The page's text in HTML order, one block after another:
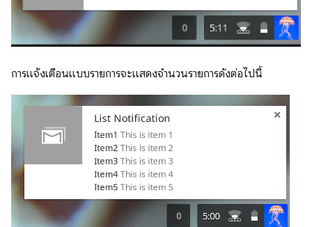
การแจ้งเตือนแบบรายการจะแสดงจำนวนรายการดังต่อไปนี้